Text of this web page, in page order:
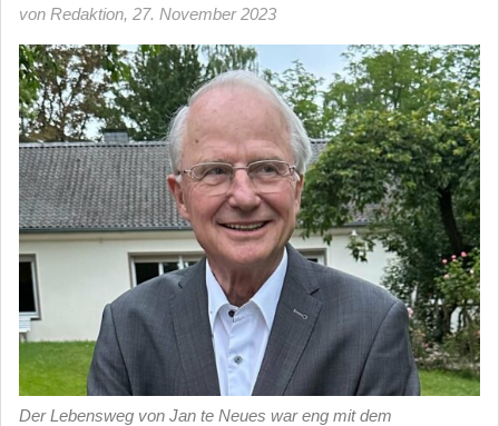
von Redaktion, 27. November 2023
Der Lebensweg von Jan te Neues war eng mit dem